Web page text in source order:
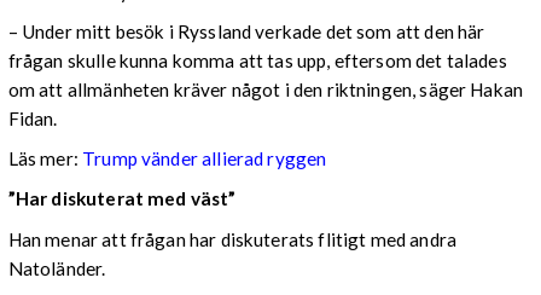
– Under mitt besök i Ryssland verkade det som att den här
frågan skulle kunna komma att tas upp, eftersom det talades
om att allmänheten kräver något i den riktningen, säger Hakan
Fidan.
Läs mer: Trump vänder allierad ryggen
”Har diskuterat med väst”
Han menar att frågan har diskuterats flitigt med andra
Natoländer.